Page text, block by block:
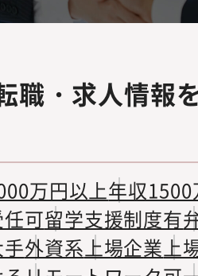
職・求人情報
万円以上年収
可留学支援制度有
外資系上場企業上